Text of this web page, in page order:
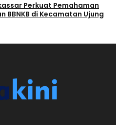
Perkuat Pemahaman
BBNKB di Kecamatan Ujung